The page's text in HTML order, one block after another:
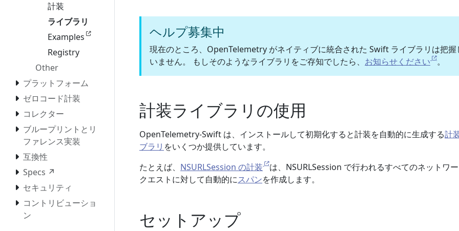
計装
ライブラリ
Examples
Registry
Other
プラットフォーム
ゼロコード計装
コレクター
ブループリントとリ
ファレンス実装
互換性
Specs ↗
セキュリティ
コントリビューショ
ン
ヘルプ募集中
現在のところ、OpenTelemetry がネイティブに統合された Swift ライブラリは把握
いません。 もしそのようなライブラリをご存知でしたら、 お知らせください 。
計装ライブラリの使用
OpenTelemetry-Swift は、インストールして初期化すると計装を自動的に生成する計
ブラリ をいくつか提供しています。
たとえば、 NSURLSession の計装
は、NSURLSession で行われるすべてのネットワー
クエストに対して自動的にスパンを作成します。
セットアップ